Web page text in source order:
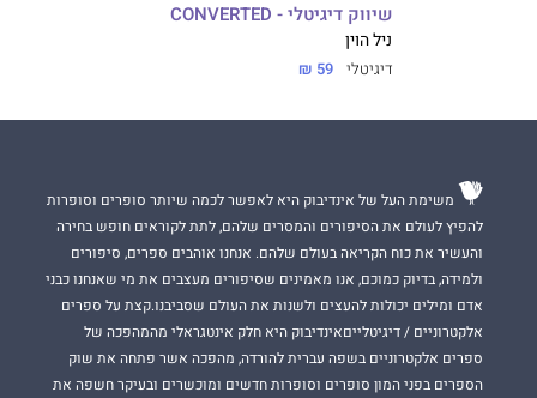
שיווק דיגיטלי - CONVERTED
ניל הוין
דיגיטלי 59 ₪
משימת העל של אינדיבוק היא לאפשר לכמה שיותר סופרים וסופרות
להפיץ לעולם את הסיפורים והמסרים שלהם, לתת לקוראים חופש בחירה
והעשיר את כוח הקריאה בעולם שלהם. אנחנו אוהבים ספרים, סיפורים
ולמידה, בדיוק כמוכם, אנו מאמינים שסיפורים מעצבים את מי שאנחנו כבני
אדם ומילים יכולות להעצים ולשנות את העולם שסביבנו.קצת על ספרים
אלקטרוניים / דיגיטלייםאינדיבוק היא חלק אינטגראלי מהמהפכה של
ספרים אלקטרוניים בשפה עברית להורדה, מהפכה אשר פתחה את שוק
הספרים בפני המון סופרים וסופרות חדשים ומוכשרים ובעיקר חשפה את